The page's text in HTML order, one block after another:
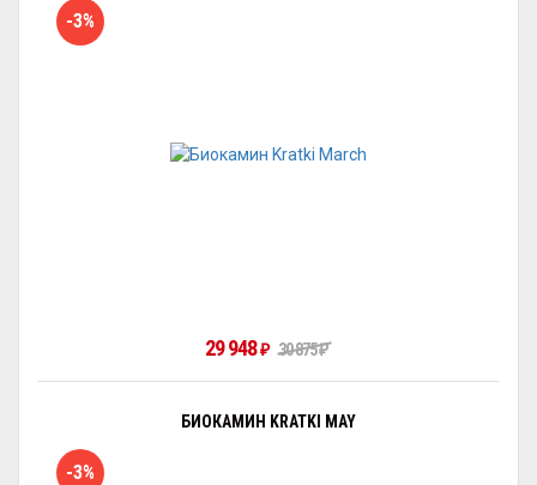
-3%
29 948 ₽ 30 875₽
БИОКАМИН KRATKI MAY
-3%